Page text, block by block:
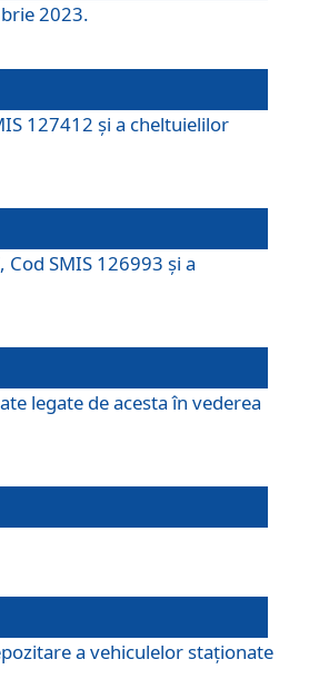
2023.
127412 și a cheltuielilor
SMIS 126993 și a
legate de acesta în vederea
a vehiculelor staționate